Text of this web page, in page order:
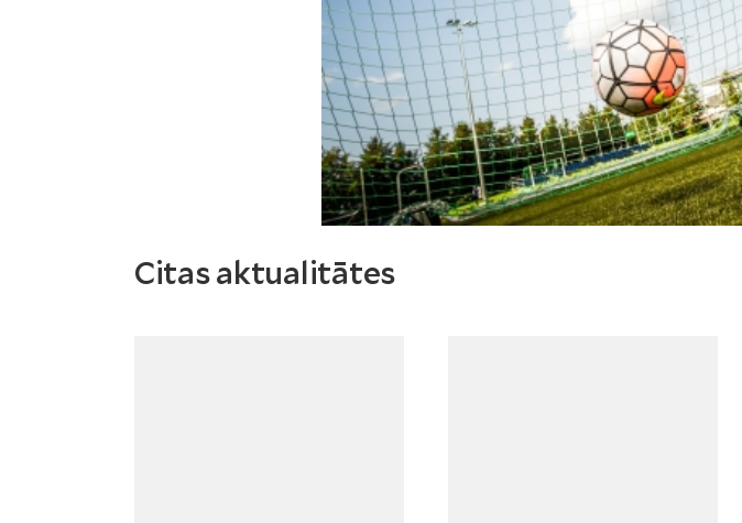
Citas aktualitātes